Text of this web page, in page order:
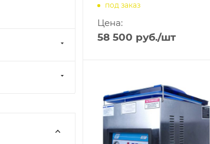
под заказ
Цена:
58 500 руб./шт